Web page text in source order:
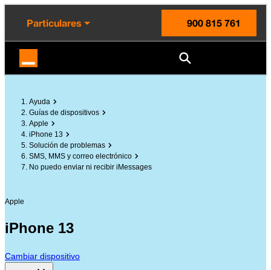
principal
la página
Particulares
900 815 761
Ayuda
Guías de dispositivos
Apple
iPhone 13
Solución de problemas
SMS, MMS y correo electrónico
No puedo enviar ni recibir iMessages
Apple
iPhone 13
Cambiar dispositivo